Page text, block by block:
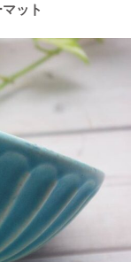
ンも元気に営業
ご用意しておりま
ました！≫ 5月7
ず 三種のじゃが
のオリジナル商品
レート】が使用さ
ット